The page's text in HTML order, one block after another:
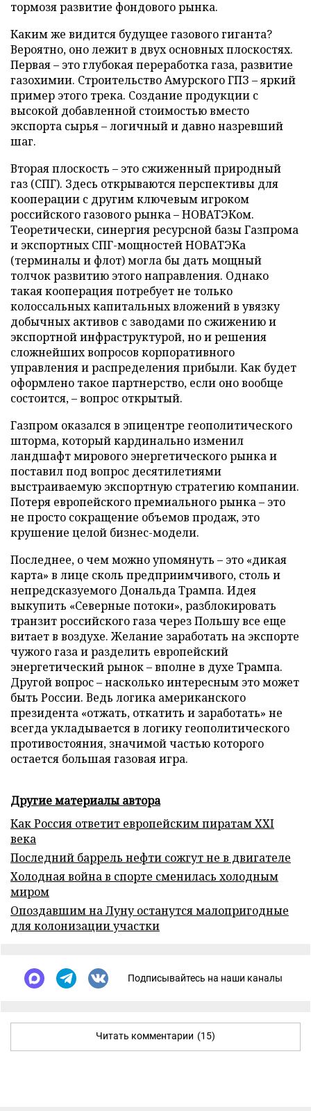
тормозя развитие фондового рынка.
Каким же видится будущее газового гиганта?
Вероятно, оно лежит в двух основных плоскостях.
Первая – это глубокая переработка газа, развитие
газохимии. Строительство Амурского ГПЗ – яркий
пример этого трека. Создание продукции с
высокой добавленной стоимостью вместо
экспорта сырья – логичный и давно назревший
шаг.
Вторая плоскость – это сжиженный природный
газ (СПГ). Здесь открываются перспективы для
кооперации с другим ключевым игроком
российского газового рынка – НОВАТЭКом.
Теоретически, синергия ресурсной базы Газпрома
и экспортных СПГ-мощностей НОВАТЭКа
(терминалы и флот) могла бы дать мощный
толчок развитию этого направления. Однако
такая кооперация потребует не только
колоссальных капитальных вложений в увязку
добычных активов с заводами по сжижению и
экспортной инфраструктурой, но и решения
сложнейших вопросов корпоративного
управления и распределения прибыли. Как будет
оформлено такое партнерство, если оно вообще
состоится, – вопрос открытый.
Газпром оказался в эпицентре геополитического
шторма, который кардинально изменил
ландшафт мирового энергетического рынка и
поставил под вопрос десятилетиями
выстраиваемую экспортную стратегию компании.
Потеря европейского премиального рынка – это
не просто сокращение объемов продаж, это
крушение целой бизнес-модели.
Последнее, о чем можно упомянуть – это «дикая
карта» в лице сколь предприимчивого, столь и
непредсказуемого Дональда Трампа. Идея
выкупить «Северные потоки», разблокировать
транзит российского газа через Польшу все еще
витает в воздухе. Желание заработать на экспорте
чужого газа и разделить европейский
энергетический рынок – вполне в духе Трампа.
Другой вопрос – насколько интересным это может
быть России. Ведь логика американского
президента «отжать, откатить и заработать» не
всегда укладывается в логику геополитического
противостояния, значимой частью которого
остается большая газовая игра.
Другие материалы автора
Как Россия ответит европейским пиратам XXI
века
Последний баррель нефти сожгут не в двигателе
Холодная война в спорте сменилась холодным
миром
Опоздавшим на Луну останутся малопригодные
для колонизации участки
Подписывайтесь на наши каналы
Читать комментарии (15)